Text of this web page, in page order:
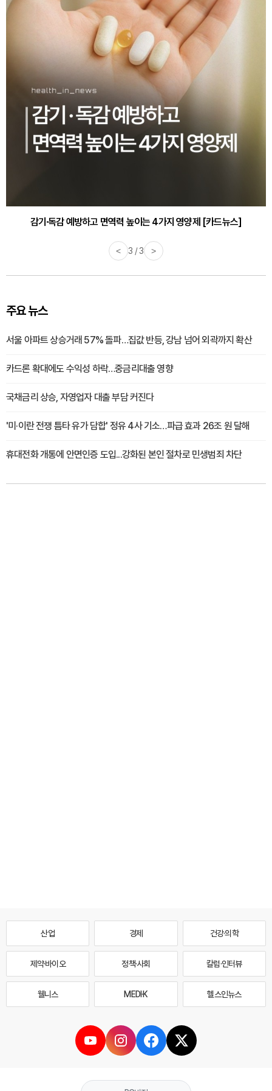
감기·독감 예방하고 면역력 높이는 4가지 영양제 [카드뉴스]
< 3 / 3 >
주요 뉴스
서울 아파트 상승거래 57% 돌파…집값 반등, 강남 넘어 외곽까지 확산
카드론 확대에도 수익성 하락…중금리대출 영향
국채금리 상승, 자영업자 대출 부담 커진다
'미·이란 전쟁 틈타 유가 담합' 정유 4사 기소…파급 효과 26조 원 달해
휴대전화 개통에 안면인증 도입...강화된 본인 절차로 민생범죄 차단
산업 경제 건강·의학
제약·바이오 정책·사회 칼럼·인터뷰
웰니스 MEDI·K 헬스인뉴스